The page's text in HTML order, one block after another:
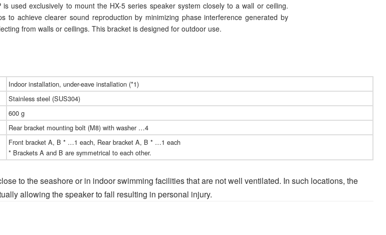
is used exclusively to mount the HX-5 series speaker system closely to a wall or ceiling.
to achieve clearer sound reproduction by minimizing phase interference generated by
from walls or ceilings. This bracket is designed for outdoor use.
Indoor installation, under-eave installation (*1)
Stainless steel (SUS304)
600 g
Rear bracket mounting bolt (M8) with washer …4
Front bracket A, B * …1 each, Rear bracket A, B * …1 each
* Brackets A and B are symmetrical to each other.
to the seashore or in indoor swimming facilities that are not well ventilated. In such locations, the
allowing the speaker to fall resulting in personal injury.